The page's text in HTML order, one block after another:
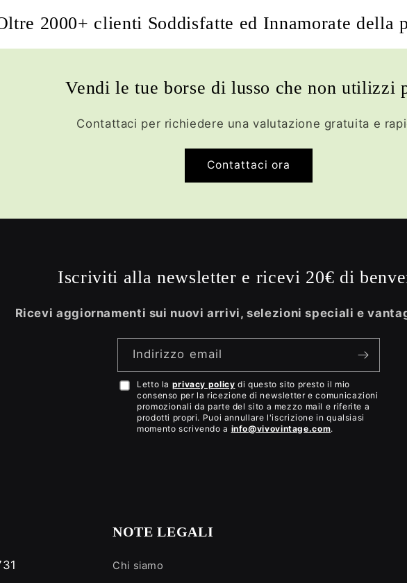
2000+ clienti Soddisfatte ed Innamorate della
Vendi le tue borse di lusso che non utilizzi
Contattaci per richiedere una valutazione gratuita e
Contattaci ora
Iscriviti alla newsletter e ricevi 20€ di
Ricevi aggiornamenti sui nuovi arrivi, selezioni speciali e
Indirizzo email
Accetto
privacy
Letto la privacy policy di questo sito presto il mio
consenso per la ricezione di newsletter e comunicazioni
promozionali da parte del sito a mezzo mail e riferite a
prodotti propri. Puoi annullare l'iscrizione in qualsiasi
momento scrivendo a info@vivovintage.com.
NOTE LEGALI
Chi siamo